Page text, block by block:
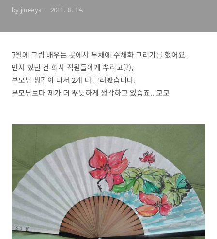
by jineeya 2011. 8. 14.
7월에 그림 배우는 곳에서 부채에 수채화 그리기를 했어요.
먼저 했던 건 회사 직원들에게 뿌리고(?),
부모님 생각이 나서 2개 더 그려봤습니다.
부모님보다 제가 더 뿌듯하게 생각하고 있습죠...쿄쿄